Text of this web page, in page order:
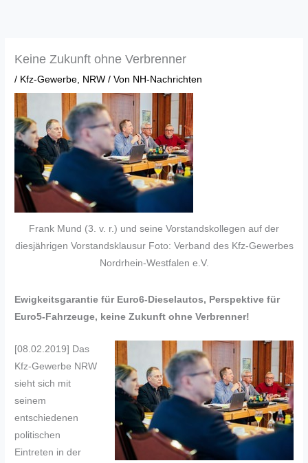
Keine Zukunft ohne Verbrenner
/ Kfz-Gewerbe, NRW / Von NH-Nachrichten
Frank Mund (3. v. r.) und seine Vorstandskollegen auf der
diesjährigen Vorstandsklausur Foto: Verband des Kfz-Gewerbes
Nordrhein-Westfalen e.V.
Ewigkeitsgarantie für Euro6-Dieselautos, Perspektive für
Euro5-Fahrzeuge, keine Zukunft ohne Verbrenner!
[08.02.2019] Das
Kfz-Gewerbe NRW
sieht sich mit
seinem
entschiedenen
politischen
Eintreten in der